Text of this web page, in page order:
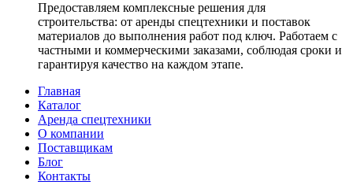
Предоставляем комплексные решения для
строительства: от аренды спецтехники и поставок
материалов до выполнения работ под ключ. Работаем с
частными и коммерческими заказами, соблюдая сроки и
гарантируя качество на каждом этапе.
Главная
Каталог
Аренда спецтехники
О компании
Поставщикам
Блог
Контакты